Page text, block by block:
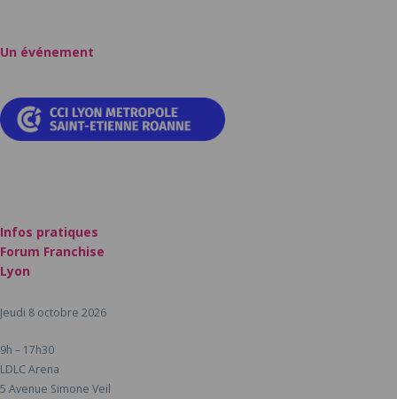
Un événement
Infos pratiques
Forum Franchise
Lyon
Jeudi 8 octobre 2026
9h – 17h30
LDLC Arena
5 Avenue Simone Veil